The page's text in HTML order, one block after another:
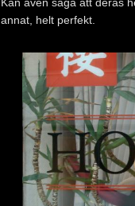
Kan även säga att deras
annat, helt perfekt.